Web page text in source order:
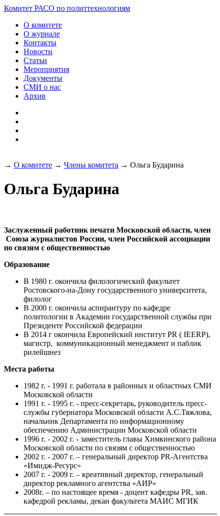
Комитет РАСО по политтехнологиям
О комитете
О журнале
Контакты
Новости
Статьи
Мероприятия
Документы
СМИ о нас
Архив
→ О комитете → Члены комитета → Ольга Бударина
Ольга Бударина
Заслуженный работник печати Московской области, член
Союза журналистов России, член Российской ассоциации
по связям с общественностью
Образование
В 1980 г. окончила филологический факультет
Ростовского-на-Дону государственного университета,
филолог
В 2000 г. окончила аспирантуру по кафедре
политологии в Академии государственной службы при
Президенте Российской федерации
В 2014 г окончила Европейский институт PR ( IEERР),
магистр, коммуникационный менеджмент и паблик
рилейшнез
Места работы
1982 г. - 1991 г. работала в районных и областных СМИ
Московской области
1991 г. - 1995 г. - пресс-секретарь, руководитель пресс-
службы губернатора Московской области А.С.Тяжлова,
начальник Департамента по информационному
обеспечению Администрации Московской области
1996 г. - 2002 г. - заместитель главы Химкинского района
Московской области по связям с общественностью
2002 г. - 2007 г. – генеральный директор PR-Агентства
«Имидж-Ресурс»
2007 г. - 2009 г. – креативный директор, генеральный
директор рекламного агентства «АИР»
2008г. – по настоящее время - доцент кафедры PR, зав.
кафедрой рекламы, декан факультета МАИС МГИК